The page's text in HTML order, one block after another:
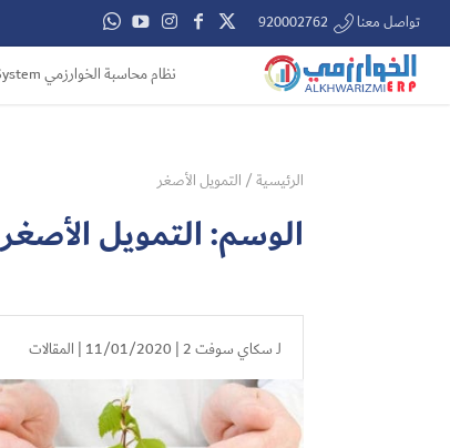
تواصل معنا 920002762
نظام محاسبة الخوارزمي ERP System
الرئيسية/ التمويل الأصغر
الوسم:التمويل الأصغر
لـسكاي سوفت 2 | 11/01/2020 | المقالات